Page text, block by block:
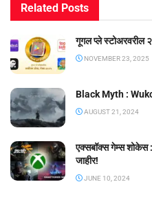
Related Posts
गूगल प्ले स्टोअरवरील
NOVEMBER 23, 2025
Black Myth :
AUGUST 21, 2024
एक्सबॉक्स गेम्स
जाहीर!
JUNE 10, 2024